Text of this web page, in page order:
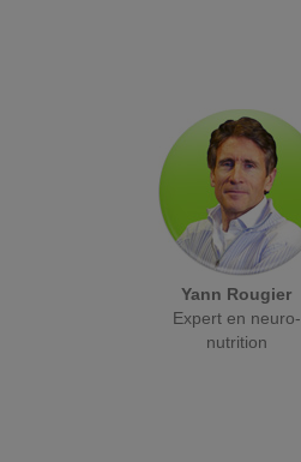
Yann Rougier
Expert en neuro-
nutrition